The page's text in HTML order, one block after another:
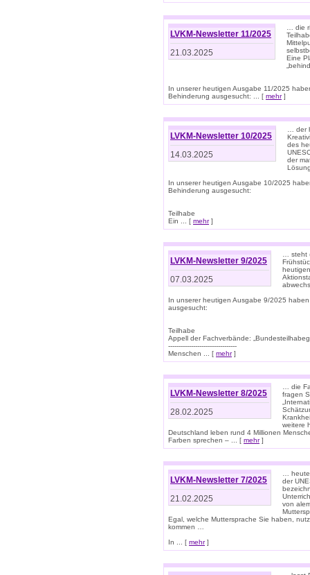
LVKM-Newsletter 11/2025
21.03.2025
… die
Eine
In unserer heutigen Ausgabe 11/2025
Behinderung ausgesucht: ... [ mehr]
LVKM-Newsletter 10/2025
14.03.2025
… der
des
der
In unserer heutigen Ausgabe 10/2025
Behinderung ausgesucht:
Teilhabe
Ein ... [ mehr]
LVKM-Newsletter 9/2025
07.03.2025
… steht
In unserer heutigen Ausgabe 9/2025
ausgesucht:
Teilhabe
Appell der Fachverbände:
---------------------------------
Menschen ... [ mehr]
LVKM-Newsletter 8/2025
28.02.2025
… die
fragen
weitere
Deutschland leben rund 4 Millionen
Farben sprechen – ... [ mehr]
LVKM-Newsletter 7/2025
21.02.2025
…
der
von
Egal, welche Muttersprache Sie haben,
kommen …
In ... [ mehr]